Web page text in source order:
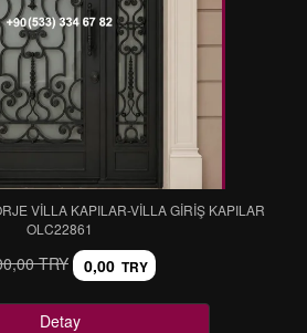
VİLLA KAPILAR-VİLLA GİRİŞ KAPILAR
OLC22861
TRY 0,00 TRY
Detay